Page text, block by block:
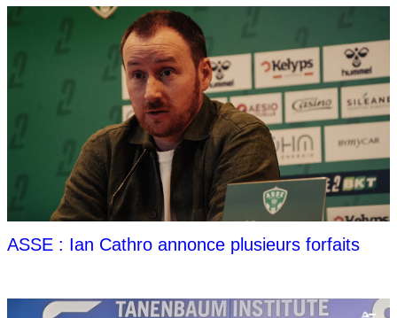
ASSE : Ian Cathro annonce plusieurs forfaits